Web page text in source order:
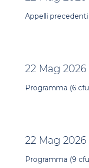
Appelli precedenti
22 Mag 2026
Programma (6
22 Mag 2026
Programma (9